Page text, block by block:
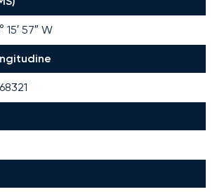
15′ 57″ W